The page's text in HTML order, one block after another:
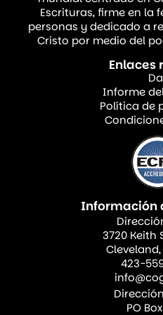
iglesia se adentra en
intencionalidad,
Por qué son
El ministerio
encarnacional.
mundo, entró en los
vida humana,
relaciones
enfermedad, el
teólogos y los
refieren a esto
presencia”, la
Escrituras, firme en la
personas y dedicado a
Cristo por medio del
Enlaces
Informe
Política de
Información
3720 Keith
Cleveland,
423-
PO